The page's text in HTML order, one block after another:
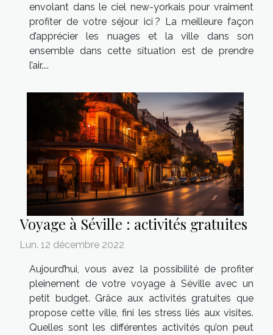
envolant dans le ciel new-yorkais pour vraiment
profiter de votre séjour ici ? La meilleure façon
d’apprécier les nuages et la ville dans son
ensemble dans cette situation est de prendre
l’air....
Voyage à Séville : activités gratuites
Lun. 12 décembre 2022
Aujourd’hui, vous avez la possibilité de profiter
pleinement de votre voyage à Séville avec un
petit budget. Grâce aux activités gratuites que
propose cette ville, fini les stress liés aux visites.
Quelles sont les différentes activités qu’on peut